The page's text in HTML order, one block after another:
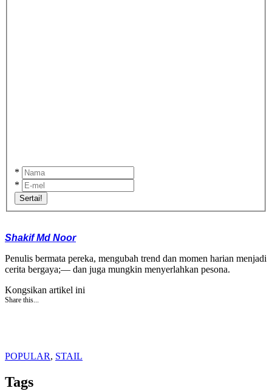
*
*
Sertai!
Shakif Md Noor
Penulis bermata pereka, mengubah trend dan momen harian menjadi
cerita bergaya;— dan juga mungkin menyerlahkan pesona.
Kongsikan artikel ini
Share this...
POPULAR, STAIL
Tags